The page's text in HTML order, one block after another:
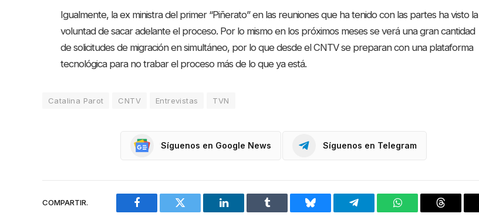
Igualmente, la ex ministra del primer “Piñerato” en las reuniones que ha tenido con las partes ha visto la
voluntad de sacar adelante el proceso. Por lo mismo en los próximos meses se verá una gran cantidad
de solicitudes de migración en simultáneo, por lo que desde el CNTV se preparan con una plataforma
tecnológica para no trabar el proceso más de lo que ya está.
Catalina Parot CNTV Entrevistas TVN
Síguenos en Google News Síguenos en Telegram
COMPARTIR.
Facebook Twitter LinkedIn Tumblr Bluesky Telegram WhatsAppThreads